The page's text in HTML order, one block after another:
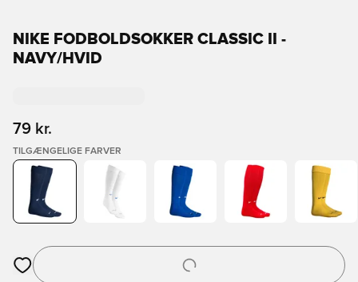
NIKE FODBOLDSOKKER CLASSIC II -
NAVY/HVID
79 kr.
TILGÆNGELIGE FARVER
Åbner en Modal til at logge ind eller tilmelde dig som medlem